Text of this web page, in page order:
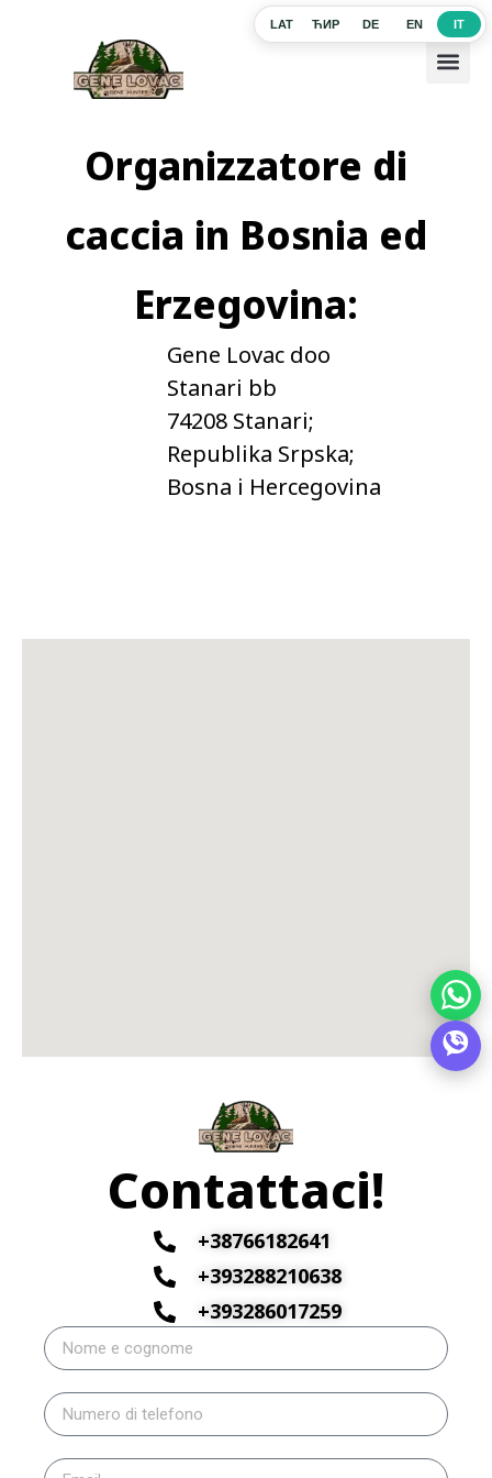
LAT ЋИР DE EN IT
Organizzatore di
caccia in Bosnia ed
Erzegovina:
Gene Lovac doo
Stanari bb
74208 Stanari;
Republika Srpska;
Bosna i Hercegovina
Contattaci!
+38766182641
+393288210638
+393286017259